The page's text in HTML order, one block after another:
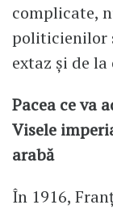
complicate,
politicienilor
extaz şi de
Pacea ce va
Visele
arabă
În 1916,